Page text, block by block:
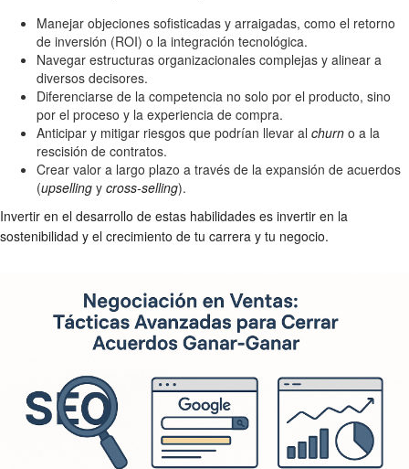
Manejar objeciones sofisticadas y arraigadas, como el retorno
de inversión (ROI) o la integración tecnológica.
Navegar estructuras organizacionales complejas y alinear a
diversos decisores.
Diferenciarse de la competencia no solo por el producto, sino
por el proceso y la experiencia de compra.
Anticipar y mitigar riesgos que podrían llevar al churn o a la
rescisión de contratos.
Crear valor a largo plazo a través de la expansión de acuerdos
(upselling y cross-selling).
Invertir en el desarrollo de estas habilidades es invertir en la
sostenibilidad y el crecimiento de tu carrera y tu negocio.